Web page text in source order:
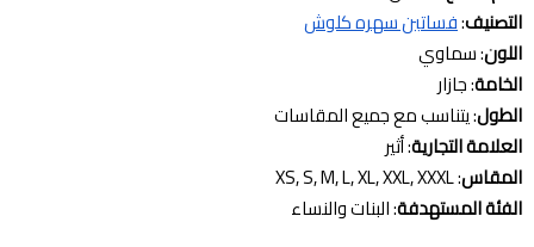
التصنيف:فساتين سهره كلوش
اللون: سماوي
الخامة: جازار
الطول: يتناسب مع جميع المقاسات
العلامة التجارية: أثير
المقاس: XS, S, M, L, XL, XXL, XXXL
الفئة المستهدفة: البنات والنساء